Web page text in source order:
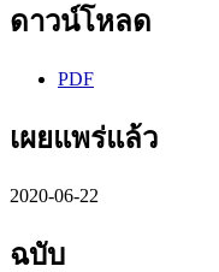
ดาวน์โหลด
PDF
เผยแพร่แล้ว
2020-06-22
ฉบับ